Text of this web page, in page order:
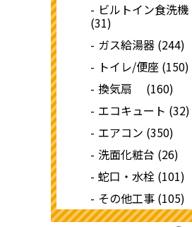
ビルトイン食洗機
(31)
ガス給湯器 (244)
トイレ/便座 (150)
換気扇 (160)
エコキュート (32)
エアコン (350)
洗面化粧台 (26)
蛇口・水栓 (101)
その他工事 (105)